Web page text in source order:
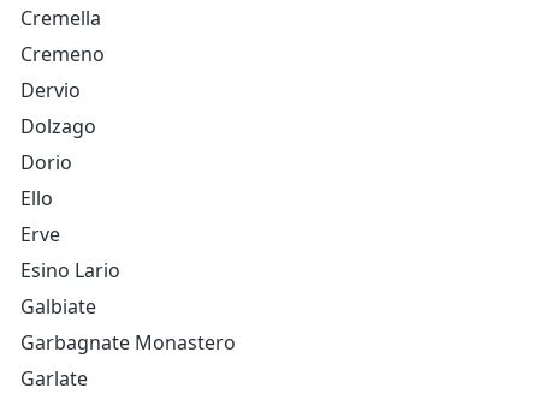
Cremella
Cremeno
Dervio
Dolzago
Dorio
Ello
Erve
Esino Lario
Galbiate
Garbagnate Monastero
Garlate